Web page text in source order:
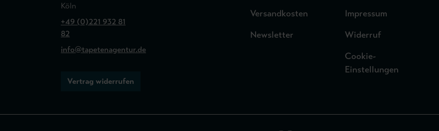
Köln
+49 (0)221 932 81
82
info@tapetenagentur.de
Vertrag widerrufen
Versandkosten
Newsletter
Impressum
Widerruf
Cookie-
Einstellungen